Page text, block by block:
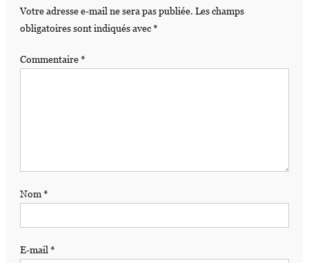
Votre adresse e-mail ne sera pas publiée. Les champs
obligatoires sont indiqués avec*
Commentaire*
Nom*
E-mail*